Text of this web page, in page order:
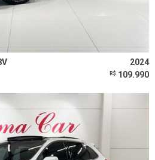
2024
R$ 109.990